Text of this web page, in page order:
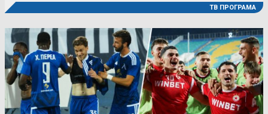
ТВ ПРОГРАМА